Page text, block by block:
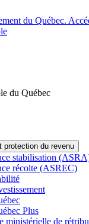
du Québec
protection du revenu
stabilisation
récolte (ASREC)
Plus
ministérielle de